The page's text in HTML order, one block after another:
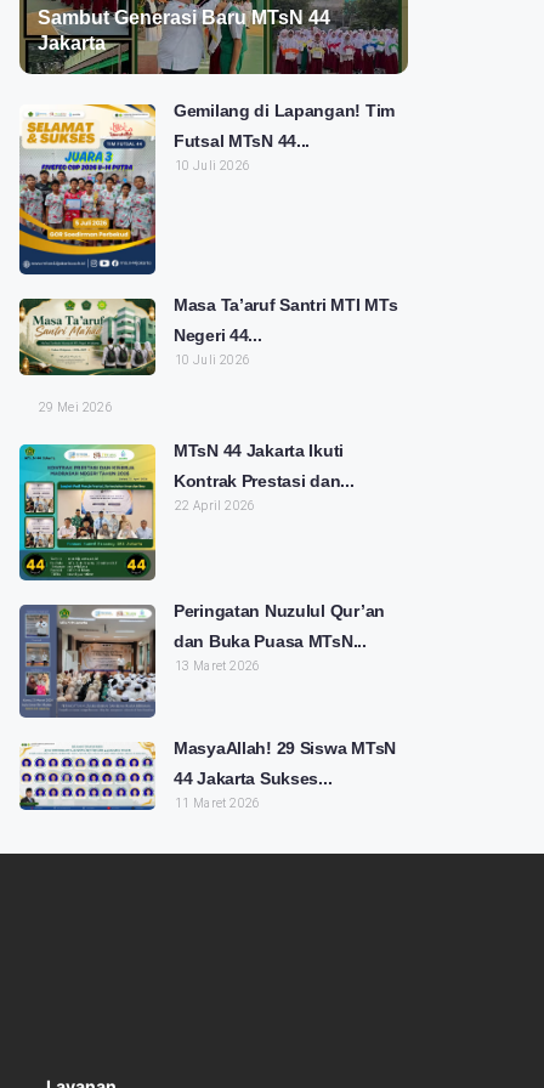
Sambut Generasi Baru MTsN 44
Jakarta
Gemilang di Lapangan! Tim
Futsal MTsN 44...
10 Juli 2026
Masa Ta’aruf Santri MTI MTs
Negeri 44...
10 Juli 2026
29 Mei 2026
MTsN 44 Jakarta Ikuti
Kontrak Prestasi dan...
22 April 2026
Peringatan Nuzulul Qur’an
dan Buka Puasa MTsN...
13 Maret 2026
MasyaAllah! 29 Siswa MTsN
44 Jakarta Sukses...
11 Maret 2026